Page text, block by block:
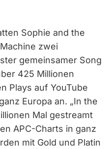
Sophie and the
zwei
gemeinsamer Song
425 Millionen
Plays auf YouTube
Europa an. „In the
Mal gestreamt
APC-Charts in ganz
mit Gold und Platin